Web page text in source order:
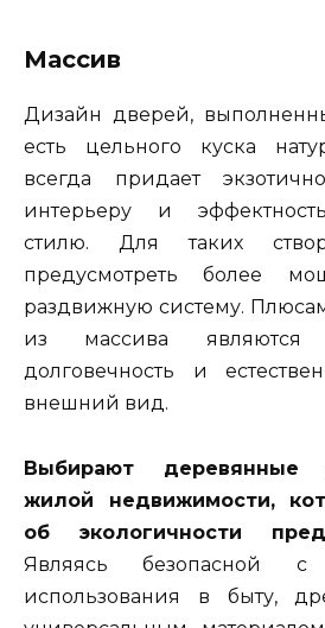
Массив
Дизайн дверей,
есть цельного куска
всегда придает
интерьеру и
стилю. Для таких
предусмотреть более
раздвижную систему.
из массива являются
долговечность и
внешний вид.
Выбирают деревянные
жилой недвижимости,
об экологичности
Являясь безопасной
использования в быту,